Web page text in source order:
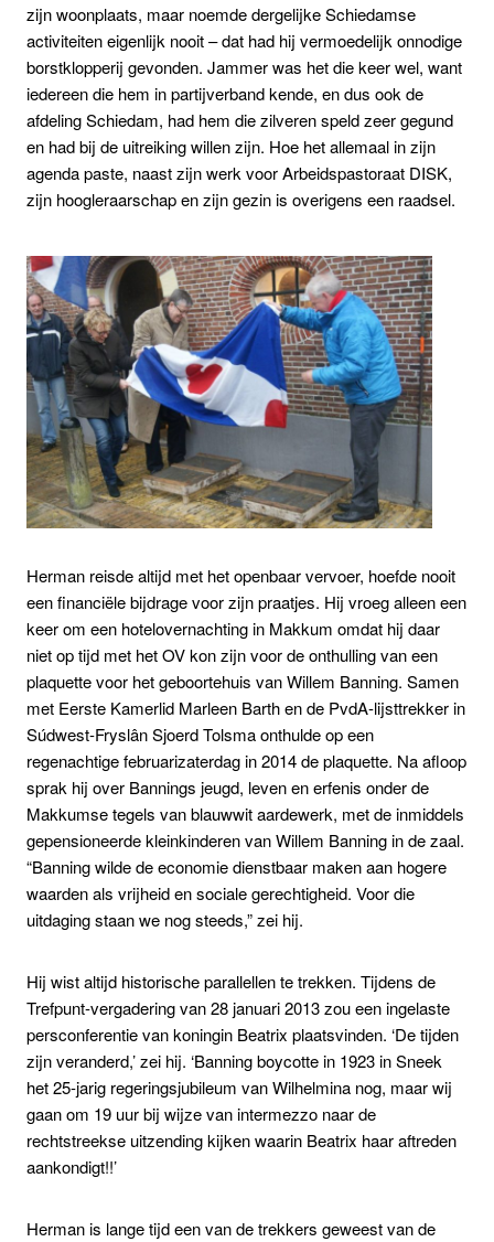
zijn woonplaats, maar noemde dergelijke Schiedamse
activiteiten eigenlijk nooit – dat had hij vermoedelijk onnodige
borstklopperij gevonden. Jammer was het die keer wel, want
iedereen die hem in partijverband kende, en dus ook de
afdeling Schiedam, had hem die zilveren speld zeer gegund
en had bij de uitreiking willen zijn. Hoe het allemaal in zijn
agenda paste, naast zijn werk voor Arbeidspastoraat DISK,
zijn hoogleraarschap en zijn gezin is overigens een raadsel.
Herman reisde altijd met het openbaar vervoer, hoefde nooit
een financiële bijdrage voor zijn praatjes. Hij vroeg alleen een
keer om een hotelovernachting in Makkum omdat hij daar
niet op tijd met het OV kon zijn voor de onthulling van een
plaquette voor het geboortehuis van Willem Banning. Samen
met Eerste Kamerlid Marleen Barth en de PvdA-lijsttrekker in
Súdwest-Fryslân Sjoerd Tolsma onthulde op een
regenachtige februarizaterdag in 2014 de plaquette. Na afloop
sprak hij over Bannings jeugd, leven en erfenis onder de
Makkumse tegels van blauwwit aardewerk, met de inmiddels
gepensioneerde kleinkinderen van Willem Banning in de zaal.
“Banning wilde de economie dienstbaar maken aan hogere
waarden als vrijheid en sociale gerechtigheid. Voor die
uitdaging staan we nog steeds,” zei hij.
Hij wist altijd historische parallellen te trekken. Tijdens de
Trefpunt-vergadering van 28 januari 2013 zou een ingelaste
persconferentie van koningin Beatrix plaatsvinden. ‘De tijden
zijn veranderd,’ zei hij. ‘Banning boycotte in 1923 in Sneek
het 25-jarig regeringsjubileum van Wilhelmina nog, maar wij
gaan om 19 uur bij wijze van intermezzo naar de
rechtstreekse uitzending kijken waarin Beatrix haar aftreden
aankondigt!!’
Herman is lange tijd een van de trekkers geweest van de